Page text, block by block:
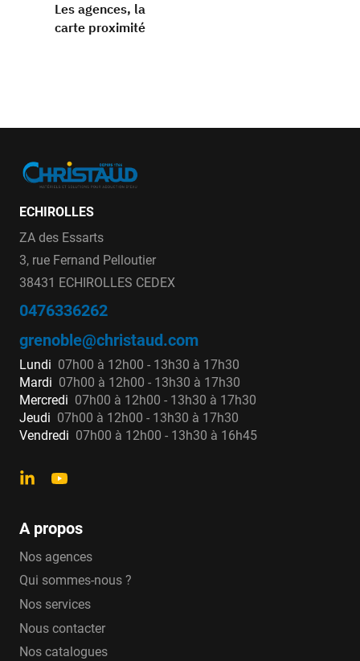
Les agences, la
carte proximité
ECHIROLLES
ZA des Essarts
3, rue Fernand Pelloutier
38431 ECHIROLLES CEDEX
0476336262
grenoble@christaud.com
Lundi 07h00 à 12h00 - 13h30 à 17h30
Mardi 07h00 à 12h00 - 13h30 à 17h30
Mercredi 07h00 à 12h00 - 13h30 à 17h30
Jeudi 07h00 à 12h00 - 13h30 à 17h30
Vendredi 07h00 à 12h00 - 13h30 à 16h45
A propos
Nos agences
Qui sommes-nous ?
Nos services
Nous contacter
Nos catalogues